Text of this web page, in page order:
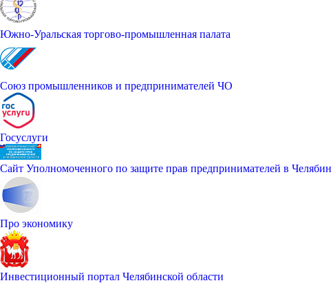
Южно-Уральская торгово-промышленная палата
Союз промышленников и предпринимателей ЧО
Госуслуги
Сайт Уполномоченного по защите прав предпринимателей в
Про экономику
Инвестиционный портал Челябинской области